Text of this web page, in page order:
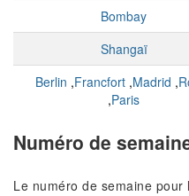
Bombay
Shangaï
Berlin ,Francfort ,Madrid ,
,Paris
Numéro de
Le numéro de semaine